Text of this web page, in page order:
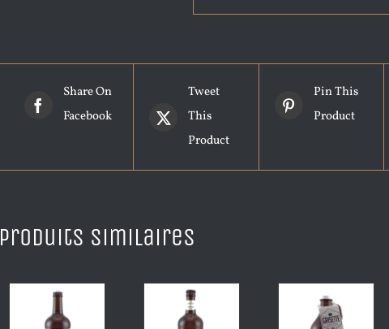
Share On
Facebook
Tweet
This
Product
Pin This
Product
Produits similaires